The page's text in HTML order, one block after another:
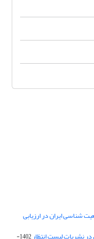
شناسی ایران در ارزیابی
نشریات لیست انتظار 1402-